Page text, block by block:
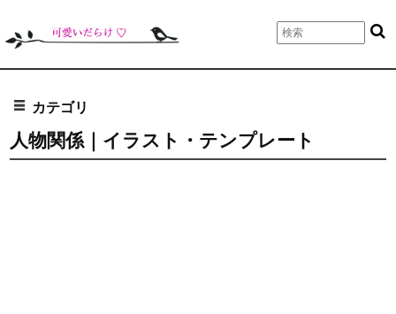
カテゴリ
人物関係｜イラスト・テンプレート